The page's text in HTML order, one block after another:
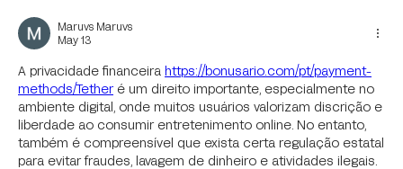
Maruvs Maruvs
May 13
A privacidade financeira https://bonusario.com/pt/payment-
methods/Tether é um direito importante, especialmente no
ambiente digital, onde muitos usuários valorizam discrição e
liberdade ao consumir entretenimento online. No entanto,
também é compreensível que exista certa regulação estatal
para evitar fraudes, lavagem de dinheiro e atividades ilegais.